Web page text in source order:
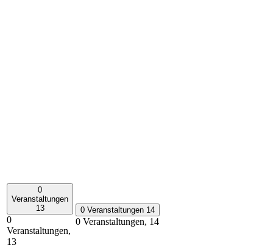
0
Veranstaltungen
13
0
Veranstaltungen,
13
0 Veranstaltungen 14
0 Veranstaltungen, 14